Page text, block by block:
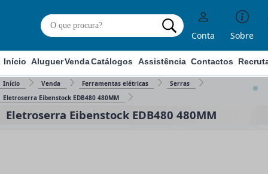
Conta Sobre
Início AluguerVendaCatálogos Assistência Contactos
Início Venda Ferramentas elétricas
Serras
Eletroserra Eibenstock EDB480 480MM
Eletroserra Eibenstock EDB480 480MM